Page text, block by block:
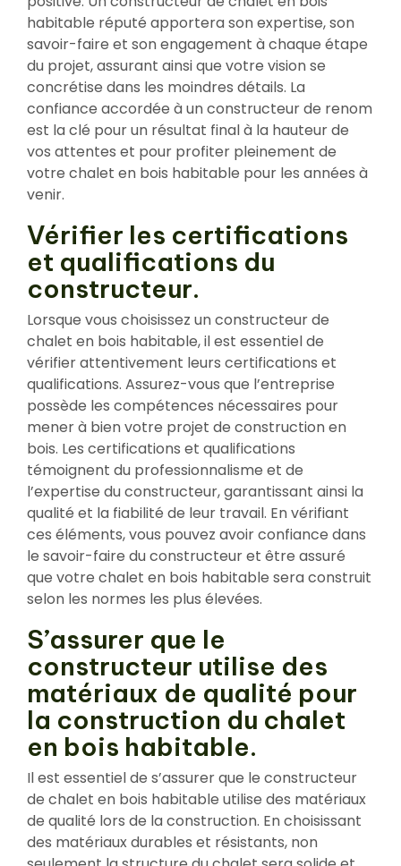
habitable réputé apportera son expertise, son
savoir-faire et son engagement à chaque étape
du projet, assurant ainsi que votre vision se
concrétise dans les moindres détails. La
confiance accordée à un constructeur de renom
est la clé pour un résultat final à la hauteur de
vos attentes et pour profiter pleinement de
votre chalet en bois habitable pour les années à
venir.
Vérifier les certifications
et qualifications du
constructeur.
Lorsque vous choisissez un constructeur de
chalet en bois habitable, il est essentiel de
vérifier attentivement leurs certifications et
qualifications. Assurez-vous que l’entreprise
possède les compétences nécessaires pour
mener à bien votre projet de construction en
bois. Les certifications et qualifications
témoignent du professionnalisme et de
l’expertise du constructeur, garantissant ainsi la
qualité et la fiabilité de leur travail. En vérifiant
ces éléments, vous pouvez avoir confiance dans
le savoir-faire du constructeur et être assuré
que votre chalet en bois habitable sera construit
selon les normes les plus élevées.
S’assurer que le
constructeur utilise des
matériaux de qualité pour
la construction du chalet
en bois habitable.
Il est essentiel de s’assurer que le constructeur
de chalet en bois habitable utilise des matériaux
de qualité lors de la construction. En choisissant
des matériaux durables et résistants, non